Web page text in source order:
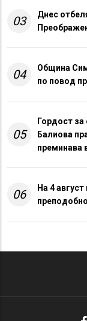
03
Днес
04
Община
по повод
05
Гордост
Балиова
преминава
06
На 4